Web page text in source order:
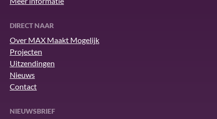
DIRECT NAAR
Over MAX Maakt Mogelijk
Projecten
Uitzendingen
Nieuws
Contact
NIEUWSBRIEF